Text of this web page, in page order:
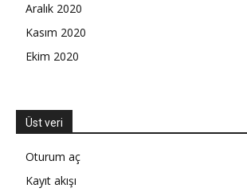
Aralık 2020
Kasım 2020
Ekim 2020
Üst veri
Oturum aç
Kayıt akışı